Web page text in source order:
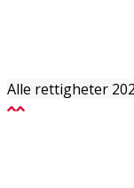
Alle rettigheter